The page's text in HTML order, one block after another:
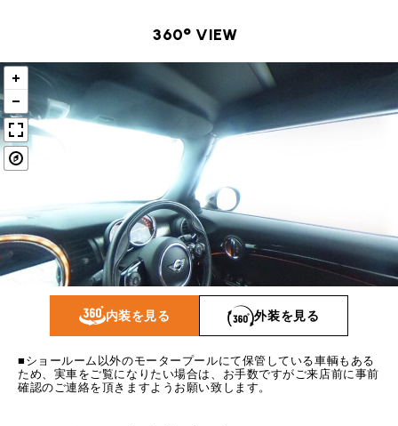
残価
支払回数 84 回
ボーナス支払回数/年
1回目
2回目以降 14,600 円
ボーナス月追加額 80,000 円
ボーナス月数
360° VIEW
内装を見る 外装を見る
■ショールーム以外のモータープールにて保管している車輌もある
ため、実車をご覧になりたい場合は、お手数ですがご来店前に事前
確認のご連絡を頂きますようお願い致します。